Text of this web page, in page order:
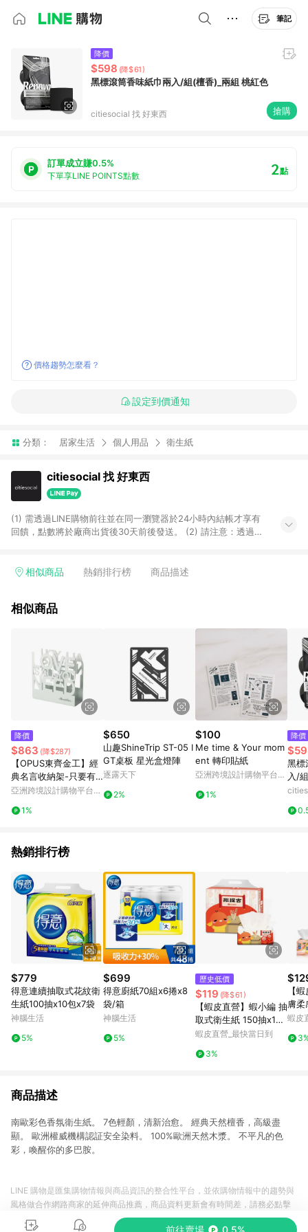
筆記
降價
$598 (降$61)
黑標滾筒香味紙巾兩入/組(檀香)_兩組 桃紅色
citiesocial 找 好東西 搶購
訂單成立賺0.5%
下單享LINE POINTS點數 2點
價格趨勢怎麼看？
設定到價通知
分類： 居家生活 個人用品 衛生紙
citiesocial 找 好東西
(1) 需透過LINE購物前往並在同一瀏覽器於24小時內結帳才享有
回饋，點數將於廠商出貨後30天前後發送。 (2) 請注意：透過
相似商品 熱銷排行榜 商品描述
相似商品
降價
$863 (降$287)
【OPUS東齊金工】經
典名言收納架-只要有
愛(白) 金屬紙巾收納架
亞洲跨境設計購物平台
1%
$650
山趣ShineTrip ST-05 I
GT桌板 星光盒燈陣
逐露天下
2%
$100
Me time & Your mom
ent 轉印貼紙
亞洲跨境設計購物平台
1%
降價
黑標
入/
熱銷排行榜
$779
得意連續抽取式花紋衛
生紙100抽x10包x7袋
神腦生活
5%
$699
得意廚紙70組x6捲x8
袋/箱
神腦生活
5%
歷史低價
$119 (降$61)
【蝦皮直營】蝦小編 抽
取式衛生紙 150抽x12
包/串 揪探吉 柔軟 居家
蝦皮直營_最快當日到
3%
【
膚
FC-
蝦皮
商品描述
南歐彩色香氛衛生紙。 7色輕顏，清新治愈。 經典天然檀香，高級盡
顯。 歐洲權威機構認証安全染料。 100%歐洲天然木漿。 不平凡的色
彩，喚醒你的多巴胺。
前往賣場 0.5%
LINE 購物是匯集購物情報與商品資訊的整合性平台，並依購物情報中的趨勢與
風格做合作網路商家的延伸商品推薦，商品資料更新會有時間差，請務必點擊
商品至各合作網路商家，確認現售價與購物條件，一切資訊以合作廠商網頁為